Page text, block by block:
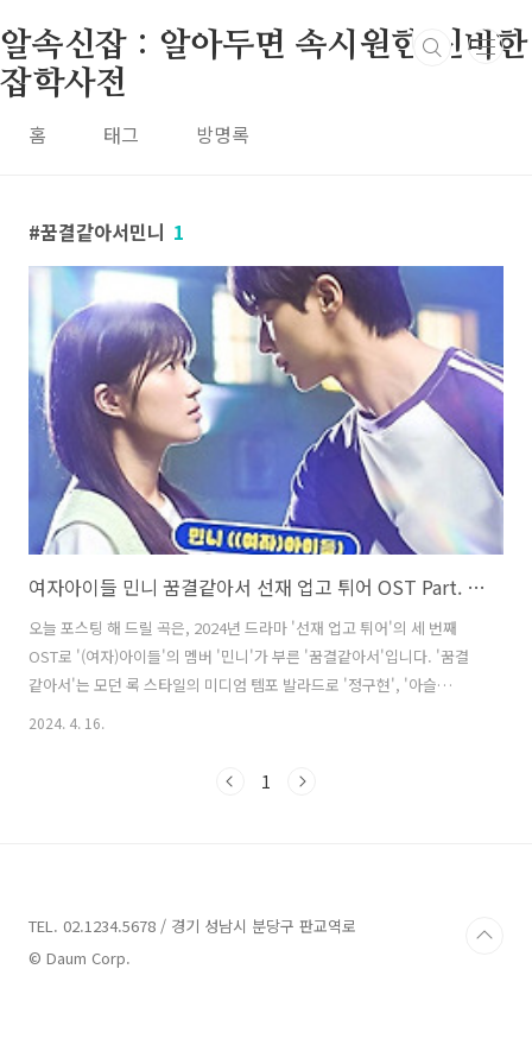
알속신잡 : 알아두면 속시원한 신비한
잡학사전
홈 태그 방명록
꿈결같아서민니 1
여자아이들 민니 꿈결같아서 선재 업고 튀어 OST Part. 3 가사 노래 뮤비 곡정보
오늘 포스팅 해 드릴 곡은, 2024년 드라마 '선재 업고 튀어'의 세 번째
OST로 '(여자)아이들'의 멤버 '민니'가 부른 '꿈결같아서'입니다. '꿈결
같아서'는 모던 록 스타일의 미디엄 템포 발라드로 '정구현', '아슬
(Aseul)'이 작사하고 '정구현'이 작곡했습니다. 미니멀하면서도 쓸쓸하
렴으로 이어지면서 화려해지는 하모니와 풍성해지는 일렉 기타 사운드
2024. 4. 16.
1
TEL. 02.1234.5678 / 경기 성남시 분당구 판교역로
© Daum Corp.